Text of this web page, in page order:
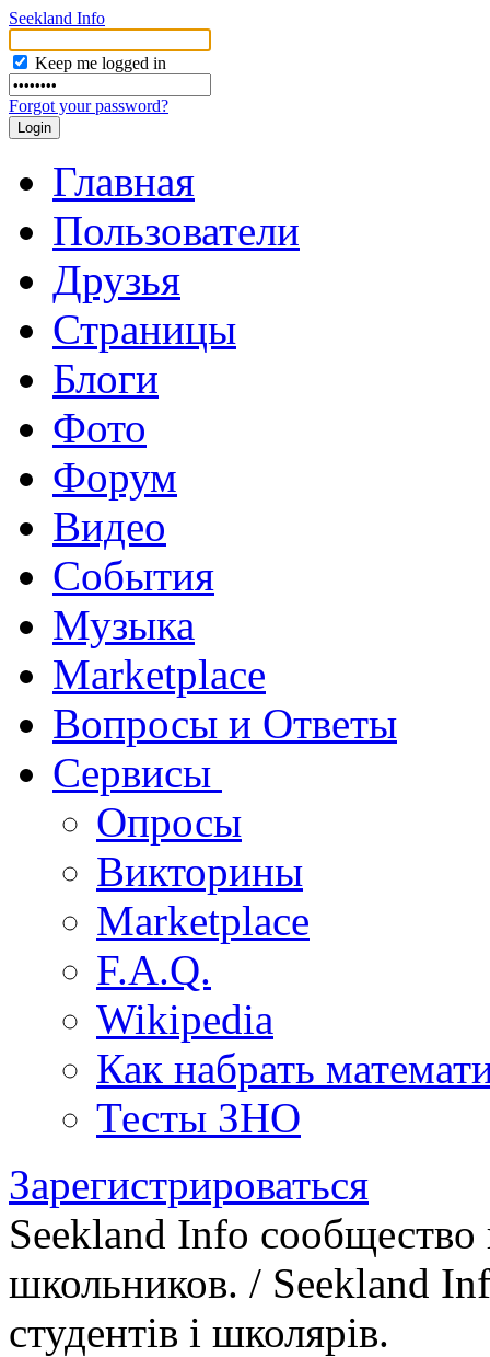
Seekland Info
Keep me logged in
Forgot your password?
Главная
Пользователи
Друзья
Страницы
Блоги
Фото
Форум
Видео
События
Музыка
Marketplace
Вопросы и Ответы
Сервисы
Опросы
Викторины
Marketplace
F.A.Q.
Wikipedia
Как набрать
Тесты ЗНО
Зарегистрироваться
Seekland Info
школьников. / Seekland
студентів і школярів.